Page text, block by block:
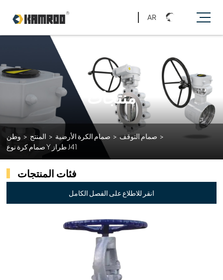
AR
منتجات
وطن > المنتج > صمام الكرة الأرضية > صمام التوقف >
صمام كرة نوع Y طراز J41
فئات المنتجات
انقر للاطلاع على الفصل الكامل